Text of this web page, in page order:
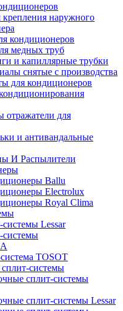
наружного
кондиционеров
медных труб
и капиллярные трубки
снятые с производства
для кондиционеров
отражатели для
и антивандальные
И Распылители
Ballu
Electrolux
Royal Clima
Lessar
системы
TOSOT
системы
сплит-системы
сплит-системы Lessar